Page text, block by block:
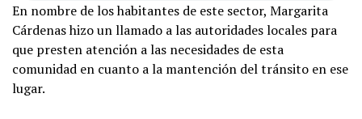
En nombre de los habitantes de este sector, Margarita
Cárdenas hizo un llamado a las autoridades locales para
que presten atención a las necesidades de esta
comunidad en cuanto a la mantención del tránsito en ese
lugar.